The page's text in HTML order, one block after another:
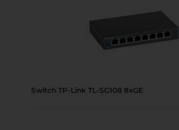
Switch TP-Link TL-SG108 8xGE